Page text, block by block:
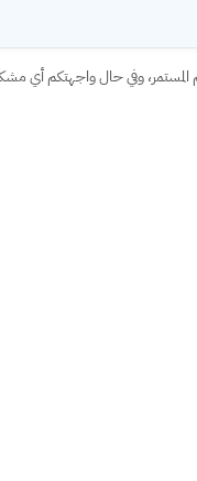
وفي حال واجهتكم أي مشكلة